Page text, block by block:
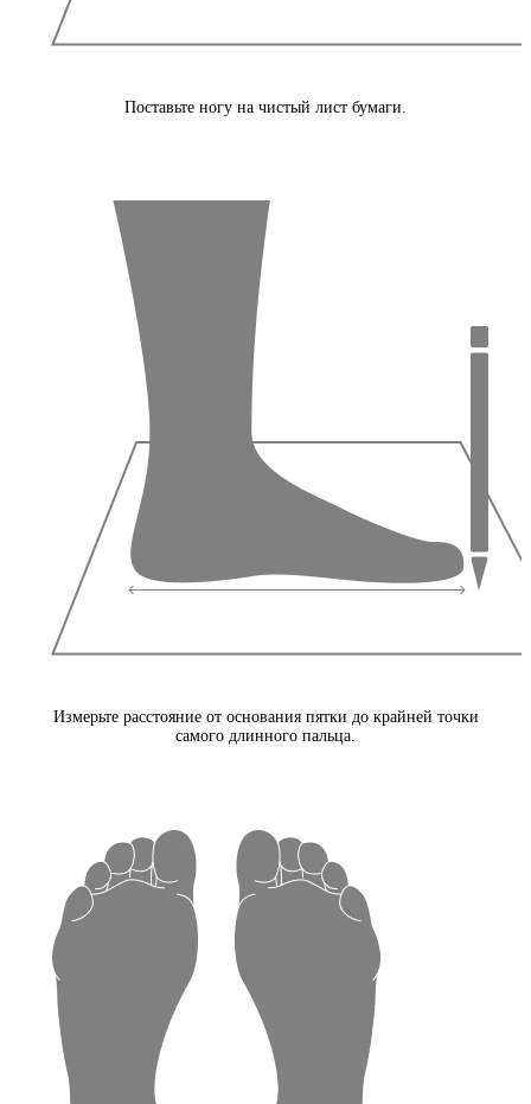
Поставьте ногу на чистый лист бумаги.
Измерьте расстояние от основания пятки до крайней точки
самого длинного пальца.